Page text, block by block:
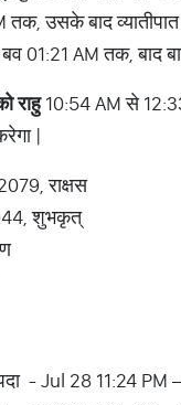
उसके बाद
01:21 AM तक, बाद
राहु10:54 AM से
|
राक्षस
शुभकृत्
- Jul 28 11:24 PM